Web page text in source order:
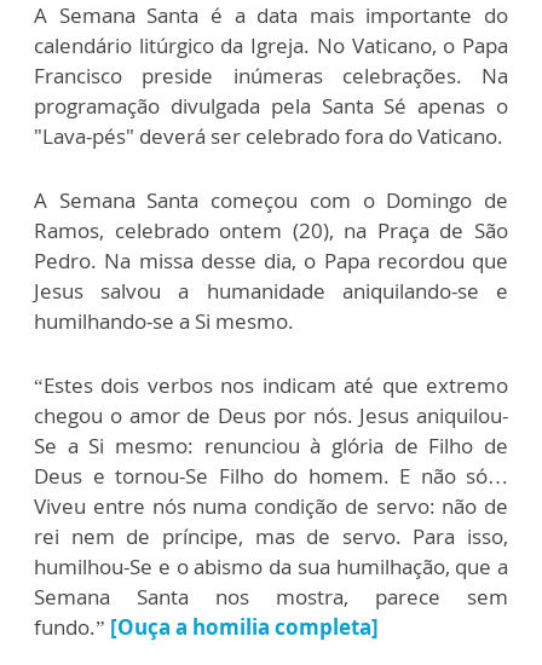
A Semana Santa é a data mais importante do
calendário litúrgico da Igreja. No Vaticano, o Papa
Francisco preside inúmeras celebrações. Na
programação divulgada pela Santa Sé apenas o
"Lava-pés" deverá ser celebrado fora do Vaticano.
A Semana Santa começou com o Domingo de
Ramos, celebrado ontem (20), na Praça de São
Pedro. Na missa desse dia, o Papa recordou que
Jesus salvou a humanidade aniquilando-se e
humilhando-se a Si mesmo.
“Estes dois verbos nos indicam até que extremo
chegou o amor de Deus por nós. Jesus aniquilou-
Se a Si mesmo: renunciou à glória de Filho de
Deus e tornou-Se Filho do homem. E não só…
Viveu entre nós numa condição de servo: não de
rei nem de príncipe, mas de servo. Para isso,
humilhou-Se e o abismo da sua humilhação, que a
Semana Santa nos mostra, parece sem
fundo.” [Ouça a homilia completa]